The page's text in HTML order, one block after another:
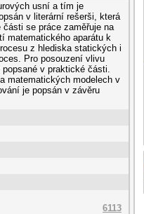
usní a tím je
v literární rešerši, která
se práce zaměřuje na
matematického aparátu k
z hlediska statických i
Pro posouzení vlivu
v praktické části.
matematických modelech v
je popsán v závěru
6113